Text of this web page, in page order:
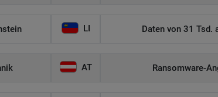
LI Daten von 31 Tsd.
AT Ransomware-